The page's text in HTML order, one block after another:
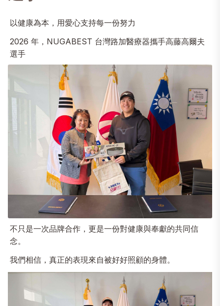
以健康為本，用愛心支持每一份努力
2026 年，NUGABEST 台灣路加醫療器攜手高藤高爾夫
選手
不只是一次品牌合作，更是一份對健康與奉獻的共同信
念。
我們相信，真正的表現來自被好好照顧的身體。